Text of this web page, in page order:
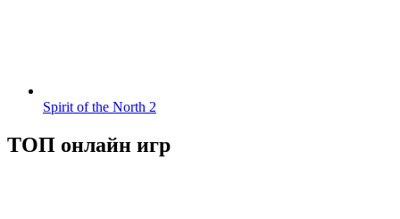
Spirit of the North 2
ТОП онлайн игр